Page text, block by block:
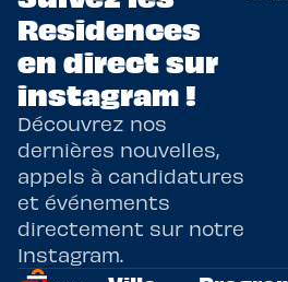
Residences
en direct sur
instagram !
Découvrez nos
dernières nouvelles,
appels à candidatures
et événements
directement sur notre
Instagram.